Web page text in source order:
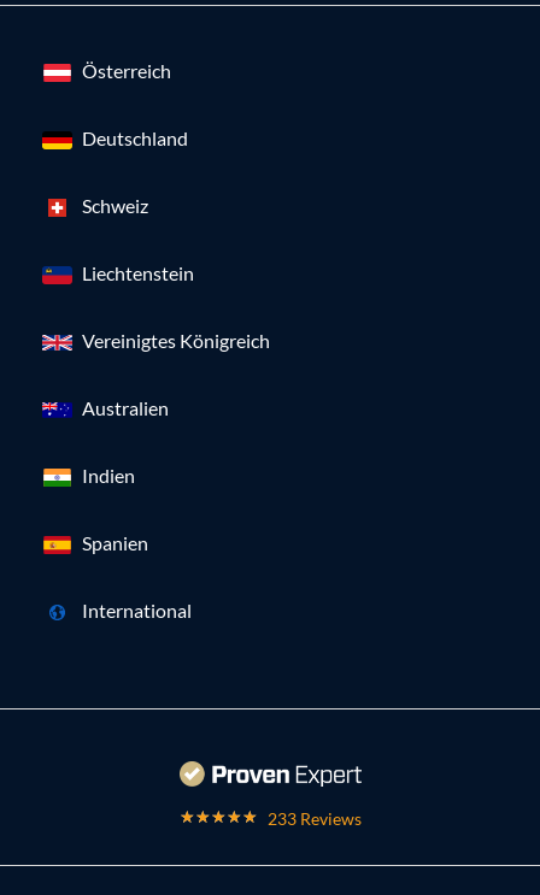
Österreich
Deutschland
Schweiz
Liechtenstein
Vereinigtes Königreich
Australien
Indien
Spanien
International
233 Reviews